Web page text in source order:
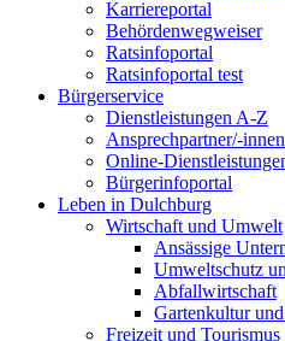
Karriereportal
Behördenwegweiser
Ratsinfoportal
Ratsinfoportal test
Bürgerservice
Dienstleistungen A-Z
Ansprechpartner/-
Online-
Bürgerinfoportal
Leben in Dulchburg
Wirtschaft und Umwelt
Ansässige
Umweltschutz
Abfallwirtschaft
Gartenkultur
Freizeit und Tourismus